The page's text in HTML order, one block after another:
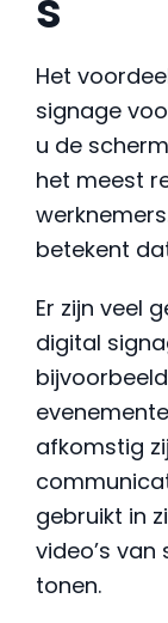
Het
signage
u de
het meest
betekent
Er zijn veel
digital
afkomstig
gebruikt in
video’s
tonen.